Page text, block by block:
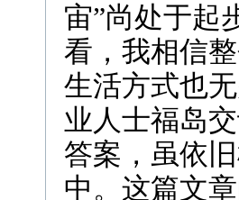
宙”尚处于起
看，我相信
生活方式也
业人士福岛
答案，虽依
中。这篇文